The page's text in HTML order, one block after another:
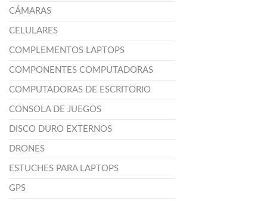
CÁMARAS
CELULARES
COMPLEMENTOS LAPTOPS
COMPONENTES COMPUTADORAS
COMPUTADORAS DE ESCRITORIO
CONSOLA DE JUEGOS
DISCO DURO EXTERNOS
DRONES
ESTUCHES PARA LAPTOPS
GPS